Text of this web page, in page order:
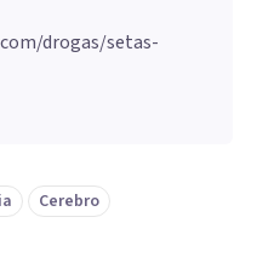
drogas/setas-
Cerebro